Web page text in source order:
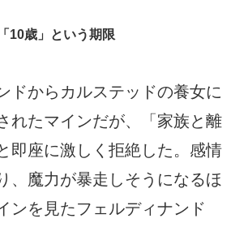
10歳」という期限
ドからカルステッドの養女に
れたマインだが、「家族と離
即座に激しく拒絶した。感情
、魔力が暴走しそうになるほ
ンを見たフェルディナンド